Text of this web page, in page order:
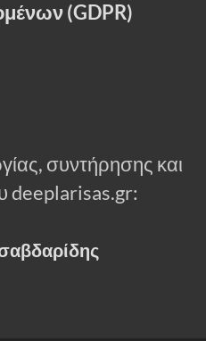
(GDPR)
συντήρησης και
deeplarisas.gr: